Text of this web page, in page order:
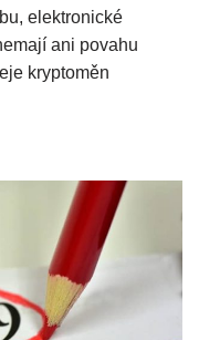
elektronické
ani povahu
kryptoměn